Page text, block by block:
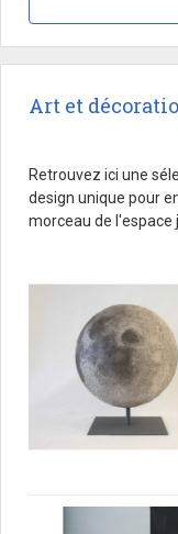
Art et
Retrouvez ici une
design unique pour
morceau de l'espace